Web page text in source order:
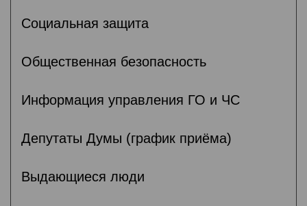
Социальная защита
Общественная безопасность
Информация управления ГО и ЧС
Депутаты Думы (график приёма)
Выдающиеся люди